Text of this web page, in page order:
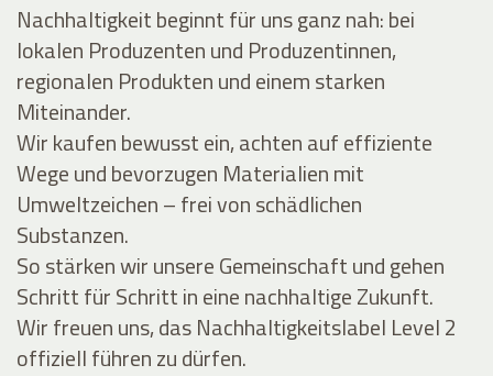
Nachhaltigkeit beginnt für uns ganz nah: bei
lokalen Produzenten und Produzentinnen,
regionalen Produkten und einem starken
Miteinander.
Wir kaufen bewusst ein, achten auf effiziente
Wege und bevorzugen Materialien mit
Umweltzeichen – frei von schädlichen
Substanzen.
So stärken wir unsere Gemeinschaft und gehen
Schritt für Schritt in eine nachhaltige Zukunft.
Wir freuen uns, das Nachhaltigkeitslabel Level 2
offiziell führen zu dürfen.